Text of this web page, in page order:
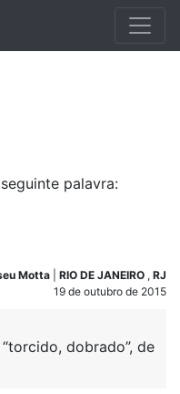
palavra:
Motta RIO DE JANEIRO , RJ
19 de outubro de 2015
dobrado”, de